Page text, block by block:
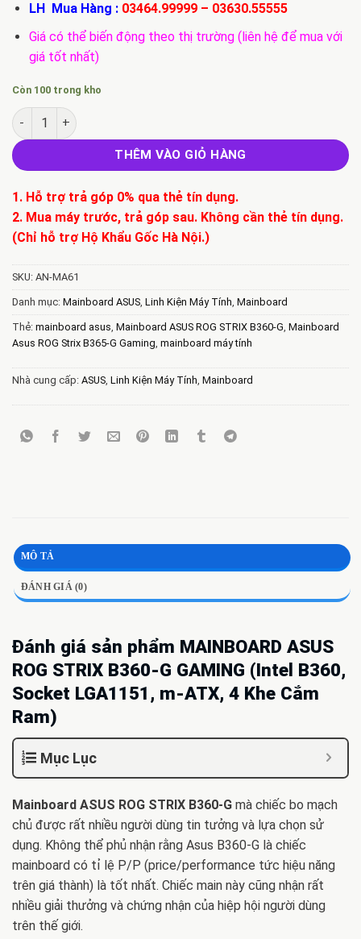
LH Mua Hàng : 03464.99999– 03630.55555
Giá có thể biến động theo thị trường (liên hệ để mua với
giá tốt nhất)
Còn 100 trong kho
Mainboard ASUS ROG STRIX B360-G GAMING (Intel B360,
THÊM VÀO GIỎ HÀNG
1. Hỗ trợ trả góp 0% qua thẻ tín dụng.
2. Mua máy trước, trả góp sau. Không cần thẻ tín dụng.
(Chỉ hỗ trợ Hộ Khẩu Gốc Hà Nội.)
SKU: AN-MA61
Danh mục: Mainboard ASUS, Linh Kiện Máy Tính, Mainboard
Thẻ: mainboard asus, Mainboard ASUS ROG STRIX B360-G, Mainboard
Asus ROG Strix B365-G Gaming, mainboard máy tính
Nhà cung cấp: ASUS, Linh Kiện Máy Tính, Mainboard
MÔ TẢ
ĐÁNH GIÁ (0)
Đánh giá sản phẩm MAINBOARD ASUS
ROG STRIX B360-G GAMING (Intel B360,
Socket LGA1151, m-ATX, 4 Khe Cắm
Ram)
Mục Lục
Mainboard ASUS ROG STRIX B360-G mà chiếc bo mạch
chủ được rất nhiều người dùng tin tưởng và lựa chọn sử
dụng. Không thể phủ nhận rằng Asus B360-G là chiếc
mainboard có tỉ lệ P/P (price/performance tức hiệu năng
trên giá thành) là tốt nhất. Chiếc main này cũng nhận rất
nhiều giải thưởng và chứng nhận của hiệp hội người dùng
trên thế giới.